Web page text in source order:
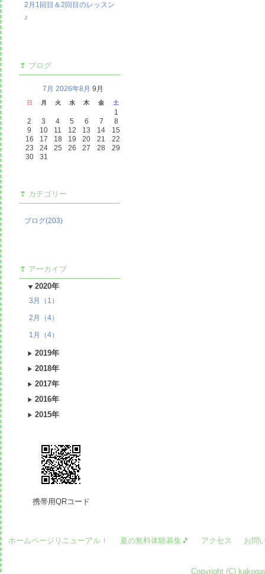
2月1回目＆2回目のレッスン
♪
ブログ
7月 2026年8月 9月
日 月 火 水 木 金 土
1
2
3 4 5 6 7
8
9
10 11 12 13 14
15
16
17 18 19 20 21
22
23
24 25 26 27 28
29
30
31
カテゴリー
ブログ(203)
アーカイブ
2020年
3月（1）
2月（4）
1月（4）
2019年
2018年
2017年
2016年
2015年
携帯用QRコード
ホームページリニューアル！ 夏の無料体験募集🎵 アクセス お問
Copyright (C)